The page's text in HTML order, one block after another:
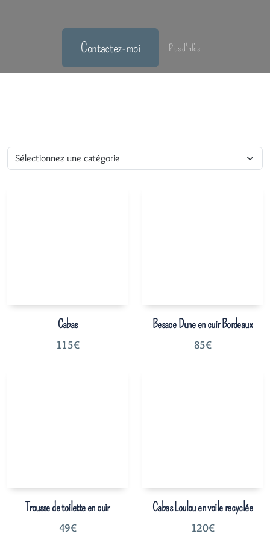
Contactez-moi Plus d'infos
Cabas
115€
Besace Dune en cuir Bordeaux
85€
Trousse de toilette en cuir
49€
Cabas Loulou en voile recyclée
120€